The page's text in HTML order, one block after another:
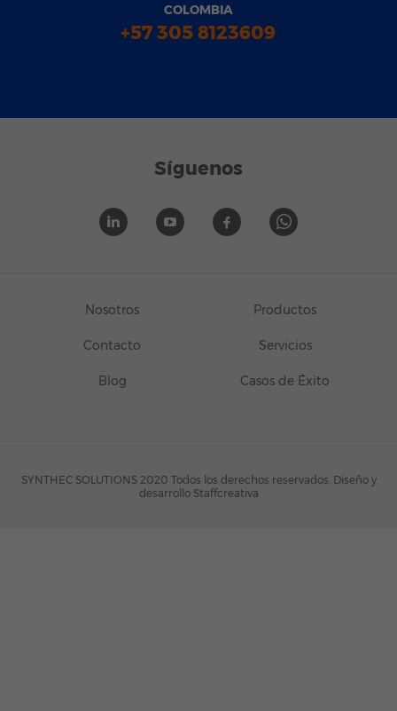
COLOMBIA
+57 305 8123609
Síguenos
Nosotros Productos
Contacto Servicios
Blog Casos de Éxito
SYNTHEC SOLUTIONS 2020 Todos los derechos reservados. Diseño y
desarrollo Staffcreativa